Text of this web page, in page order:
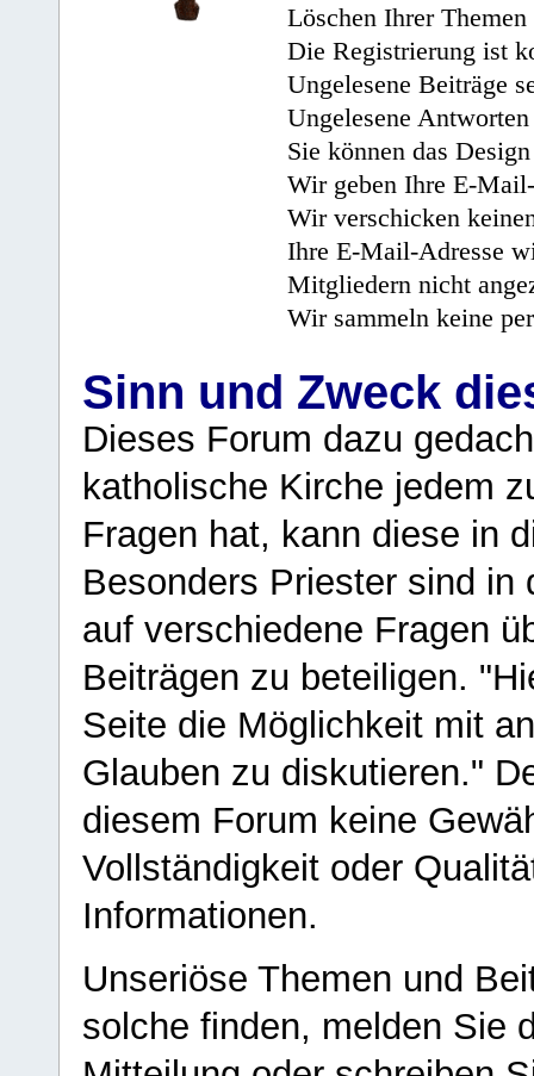
Löschen Ihrer
Die Registrierung ist
Ungelesene Beiträge
Ungelesene
Sie können das
Wir geben Ihre E-
Wir verschicken
Ihre E-Mail-Adresse
Mitgliedern nicht
Wir sammeln keine
Sinn und Zweck
Dieses Forum dazu
katholische Kirche jedem
Fragen hat, kann diese in
Besonders Priester sind in
auf verschiedene Fragen
Beiträgen zu beteiligen.
Seite die Möglichkeit mit
Glauben zu diskutieren."
diesem Forum keine
Vollständigkeit oder
Informationen.
Unseriöse Themen und
solche finden, melden Sie